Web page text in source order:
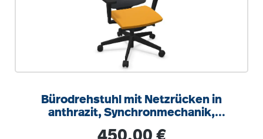
Bürodrehstuhl mit Netzrücken in
anthrazit, Synchronmechanik,
Regulärer Preis: